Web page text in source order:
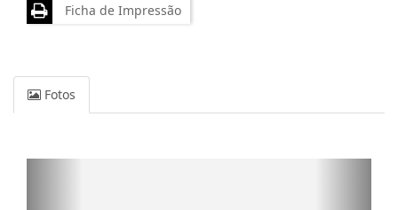
Ficha de Impressão
Fotos